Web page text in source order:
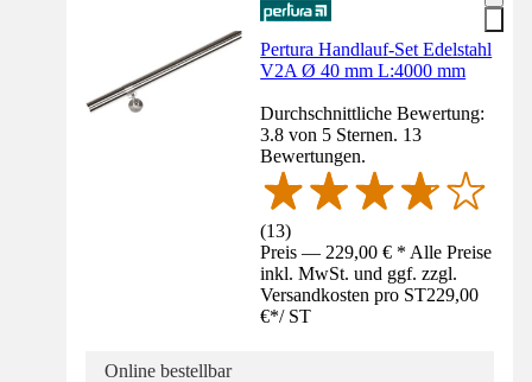
Pertura Handlauf-Set Edelstahl
V2A Ø 40 mm L:4000 mm
Durchschnittliche Bewertung:
3.8 von 5 Sternen. 13
Bewertungen.
(13)
Preis — 229,00 € * Alle Preise
inkl. MwSt. und ggf. zzgl.
Versandkosten pro ST229,00
€*/ ST
Online bestellbar